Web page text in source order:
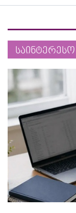
საინტერესო